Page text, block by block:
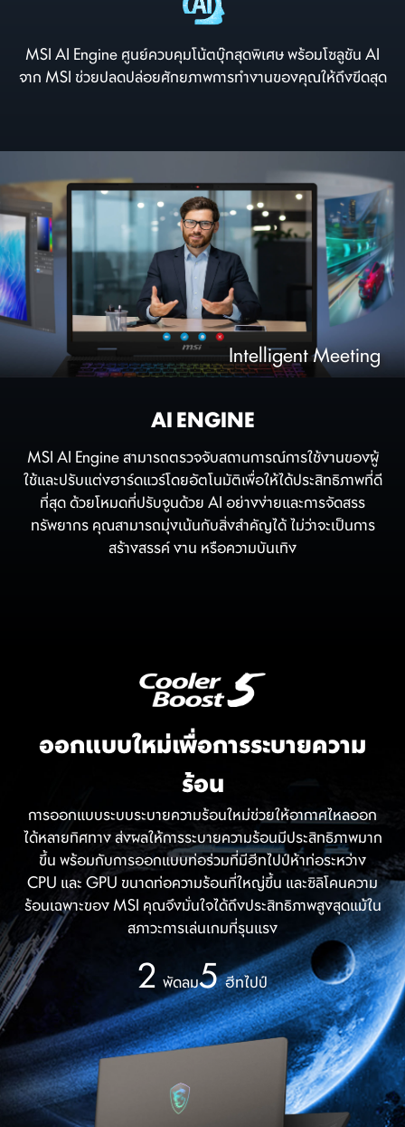
MSI AI Engine ศูนย์ควบคุมโน้ตบุ๊กสุดพิเศษ พร้อมโซลูชัน AI
จาก MSI ช่วยปลดปล่อยศักยภาพการทำงานของคุณให้ถึงขีดสุด
Intelligent Entertaiment
Intelligent Content Creation
Intelligent Meeting
Intelligent Gaming
AI ENGINE
MSI AI Engine สามารถตรวจจับสถานการณ์การใช้งานของผู้
ใช้และปรับแต่งฮาร์ดแวร์โดยอัตโนมัติเพื่อให้ได้ประสิทธิภาพที่ดี
ที่สุด ด้วยโหมดที่ปรับจูนด้วย AI อย่างง่ายและการจัดสรร
ทรัพยากร คุณสามารถมุ่งเน้นกับสิ่งสำคัญได้ ไม่ว่าจะเป็นการ
สร้างสรรค์ งาน หรือความบันเทิง
ออกแบบใหม่เพื่อการระบายความ
ร้อน
การออกแบบระบบระบายความร้อนใหม่ช่วยให้อากาศไหลออก
ได้หลายทิศทาง ส่งผลให้การระบายความร้อนมีประสิทธิภาพมาก
ขึ้น พร้อมกับการออกแบบท่อร่วมที่มีฮีทไปป์ห้าท่อระหว่าง
CPU และ GPU ขนาดท่อความร้อนที่ใหญ่ขึ้น และซิลิโคนความ
ร้อนเฉพาะของ MSI คุณจึงมั่นใจได้ถึงประสิทธิภาพสูงสุดแม้ใน
สภาวะการเล่นเกมที่รุนแรง
2 พัดลม5 ฮีทไปป์